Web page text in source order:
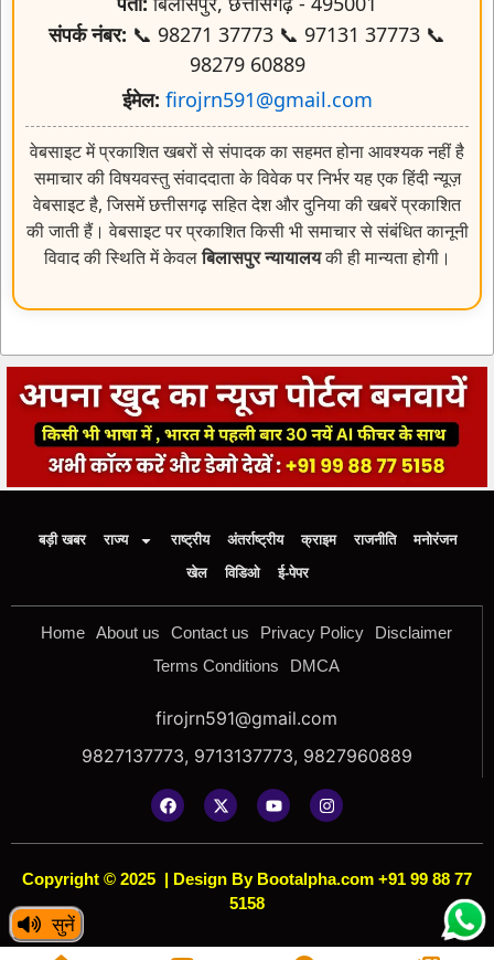
सुनें
संपर्क नंबर: 📞 98271 37773 📞 97131 37773 📞
98279 60889
ईमेल: firojrn591@gmail.com
वेबसाइट में प्रकाशित खबरों से संपादक का सहमत होना आवश्यक नहीं है
समाचार की विषयवस्तु संवाददाता के विवेक पर निर्भर यह एक हिंदी न्यूज़
वेबसाइट है, जिसमें छत्तीसगढ़ सहित देश और दुनिया की खबरें प्रकाशित
की जाती हैं। वेबसाइट पर प्रकाशित किसी भी समाचार से संबंधित कानूनी
विवाद की स्थिति में केवलबिलासपुर न्यायालयकी ही मान्यता होगी।
बड़ी खबर राज्य राष्ट्रीय अंतर्राष्ट्रीय क्राइम राजनीति
मनोरंजन
खेल
विडिओ ई-पेपर
Home About us Contact us Privacy Policy
Disclaimer
Terms Conditions
DMCA
firojrn591@gmail.com
9827137773, 9713137773, 9827960889
Copyright © 2025 | Design By Bootalpha.com +91 99 88 77
5158